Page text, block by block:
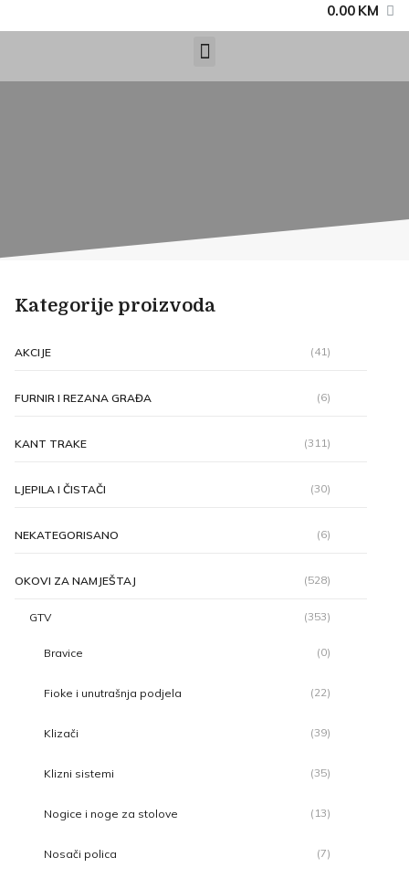
0.00 KM
Kategorije proizvoda
AKCIJE (41)
FURNIR I REZANA GRAĐA (6)
KANT TRAKE (311)
LJEPILA I ČISTAČI (30)
NEKATEGORISANO (6)
OKOVI ZA NAMJEŠTAJ (528)
GTV (353)
Bravice (0)
Fioke i unutrašnja podjela (22)
Klizači (39)
Klizni sistemi (35)
Nogice i noge za stolove (13)
Nosači polica (7)